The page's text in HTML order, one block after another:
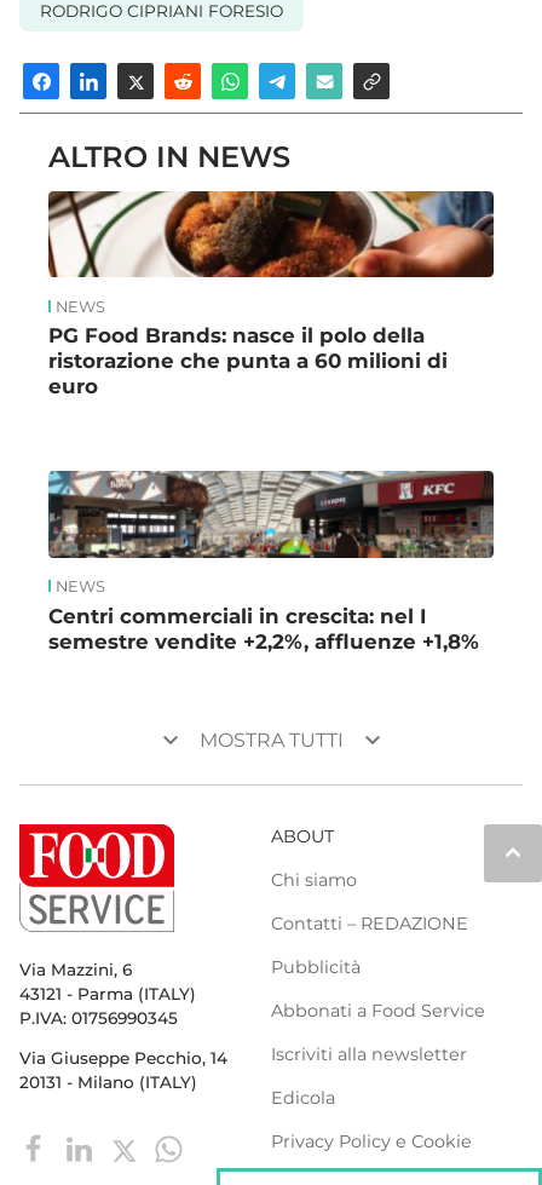
RODRIGO CIPRIANI FORESIO
ALTRO IN NEWS
NEWS
PG Food Brands: nasce il polo della
ristorazione che punta a 60 milioni di
euro
NEWS
Centri commerciali in crescita: nel I
semestre vendite +2,2%, affluenze +1,8%
keyboard_arrow_down MOSTRA TUTTI keyboard_arrow_down
keyboard_arrow_up
Via Mazzini, 6
43121 - Parma (ITALY)
P.IVA: 01756990345
Via Giuseppe Pecchio, 14
20131 - Milano (ITALY)
ABOUT
Chi siamo
Contatti – REDAZIONE
Pubblicità
Abbonati a Food Service
Iscriviti alla newsletter
Edicola
Privacy Policy e Cookie